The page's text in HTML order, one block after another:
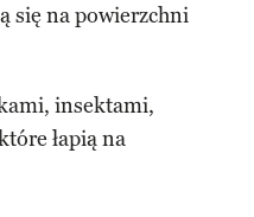
się na powierzchni
insektami,
łapią na